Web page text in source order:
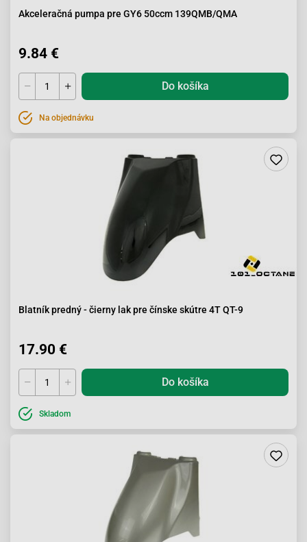
Akceleračná pumpa pre GY6 50ccm 139QMB/QMA
9.84 €
Do košíka
Na objednávku
Blatník predný - čierny lak pre čínske skútre 4T QT-9
17.90 €
Do košíka
Skladom